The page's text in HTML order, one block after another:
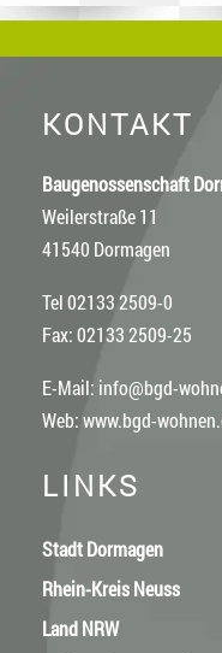
KONTAKT
Baugenossenschaft
Weilerstraße 11
41540 Dormagen
Tel 02133 2509-0
Fax: 02133 2509-25
E-Mail: info@bgd-
Web:www.bgd-
LINKS
Stadt Dormagen
Rhein-Kreis Neuss
Land NRW